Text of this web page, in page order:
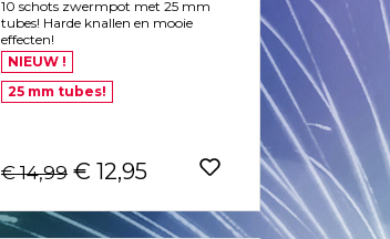
10 schots zwermpot met 25 mm
tubes! Harde knallen en mooie
effecten!
NIEUW !
25 mm tubes!
€ 14,99 € 12,95